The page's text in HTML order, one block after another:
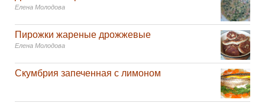
Елена Молодова
Пирожки жареные дрожжевые
Елена Молодова
Скумбрия запеченная с лимоном